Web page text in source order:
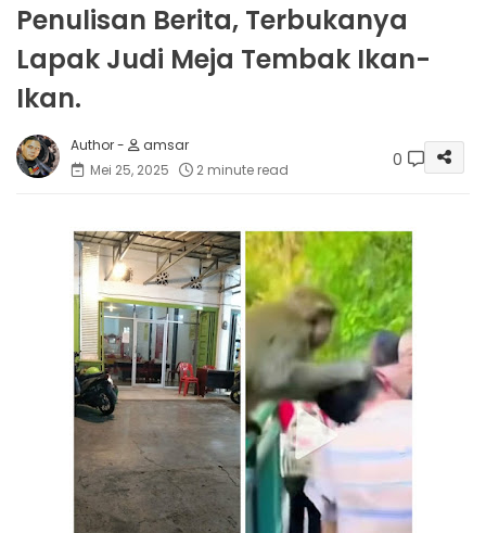
Penulisan Berita, Terbukanya
Lapak Judi Meja Tembak Ikan-
Ikan.
amsar
Mei 25, 2025
2 minute read 0